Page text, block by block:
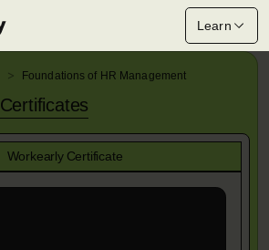
Learn
Foundations of HR Management
Certificates
Workearly Certificate